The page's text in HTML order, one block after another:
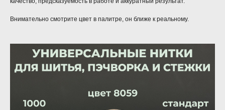
Внимательно смотрите цвет в палитре, он ближе к реальному.